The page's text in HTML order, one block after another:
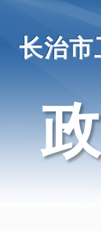
长治市